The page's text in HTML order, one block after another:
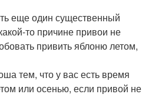
еще один существенный
то причине привои не
привить яблоню летом,
тем, что у вас есть время
или осенью, если привой не